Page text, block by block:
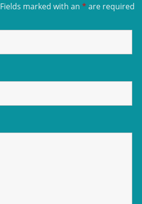
Fields marked with an * are required